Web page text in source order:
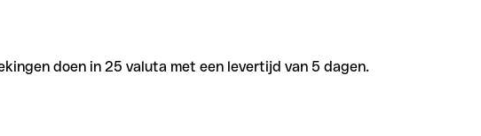
doen in 25 valuta met een levertijd van 5 dagen.